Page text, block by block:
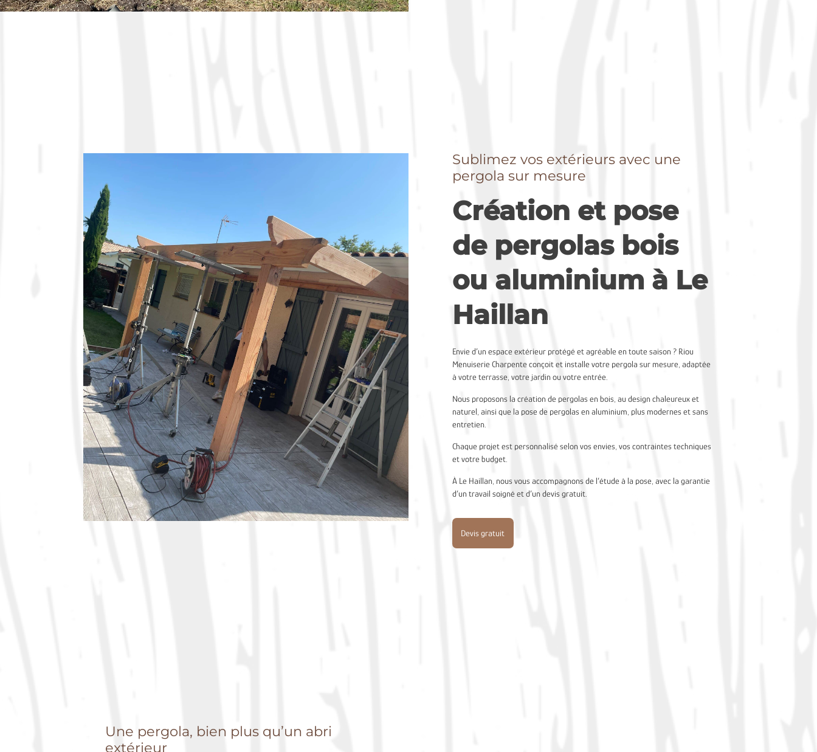
Sublimez vos extérieurs avec une
pergola sur mesure
Création et pose
de pergolas bois
ou aluminium à Le
Haillan
Envie d’un espace extérieur protégé et agréable en toute saison ? Riou
Menuiserie Charpente conçoit et installe votre pergola sur mesure, adaptée
à votre terrasse, votre jardin ou votre entrée.
Nous proposons la création de pergolas en bois, au design chaleureux et
naturel, ainsi que la pose de pergolas en aluminium, plus modernes et sans
entretien.
Chaque projet est personnalisé selon vos envies, vos contraintes techniques
et votre budget.
À Le Haillan, nous vous accompagnons de l’étude à la pose, avec la garantie
d’un travail soigné et d’un devis gratuit.
Devis gratuit
Une pergola, bien plus qu’un abri
extérieur